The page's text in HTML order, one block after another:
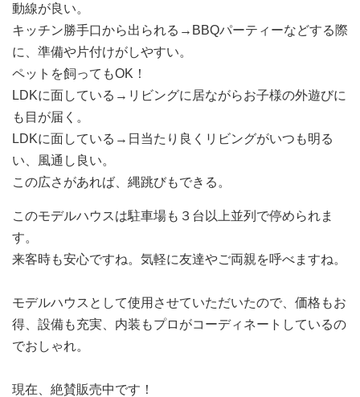
動線が良い。
キッチン勝手口から出られる→BBQパーティーなどする際
に、準備や片付けがしやすい。
ペットを飼ってもOK！
LDKに面している→リビングに居ながらお子様の外遊びに
も目が届く。
LDKに面している→日当たり良くリビングがいつも明る
い、風通し良い。
この広さがあれば、縄跳びもできる。
このモデルハウスは駐車場も３台以上並列で停められま
す。
来客時も安心ですね。気軽に友達やご両親を呼べますね。
モデルハウスとして使用させていただいたので、価格もお
得、設備も充実、内装もプロがコーディネートしているの
でおしゃれ。
現在、絶賛販売中です！